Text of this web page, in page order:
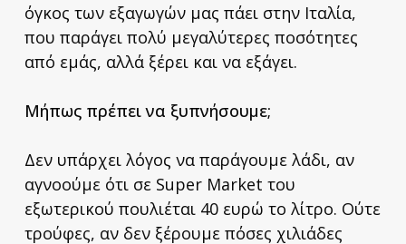
όγκος των εξαγωγών μας πάει στην Ιταλία,
που παράγει πολύ μεγαλύτερες ποσότητες
από εμάς, αλλά ξέρει και να εξάγει.
Μήπως πρέπει να ξυπνήσουμε;
Δεν υπάρχει λόγος να παράγουμε λάδι, αν
αγνοούμε ότι σε Super Market του
εξωτερικού πουλιέται 40 ευρώ το λίτρο. Ούτε
τρούφες, αν δεν ξέρουμε πόσες χιλιάδες